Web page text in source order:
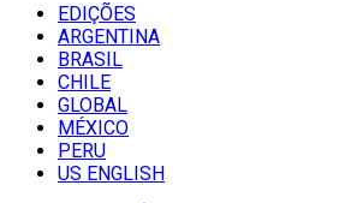
EDIÇÕES
ARGENTINA
BRASIL
CHILE
GLOBAL
MÉXICO
PERU
US ENGLISH